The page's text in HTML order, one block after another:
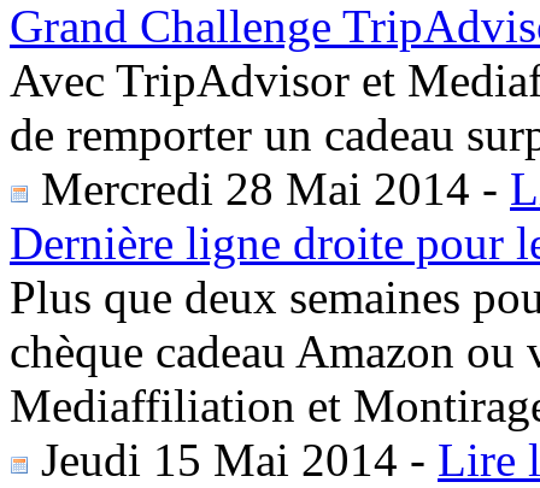
Grand Challenge
Avec TripAdvisor et
de remporter un cadeau
Mercredi 28 Mai 2014 -
Dernière ligne droite pour
Plus que deux semaines
chèque cadeau Amazon
Mediaffiliation et
Jeudi 15 Mai 2014 - Lire